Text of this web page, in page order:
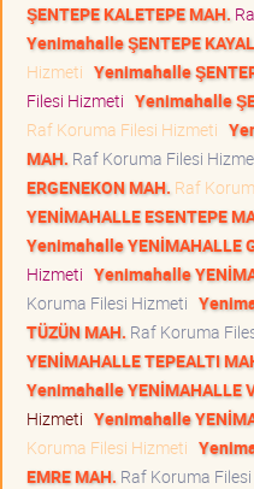
ŞENTEPE KALETEPE MAH.
Yenimahalle ŞENTEPE
Hizmeti Yenimahalle
Filesi Hizmeti Yenimahalle
Raf Koruma Filesi Hizmeti
MAH. Raf Koruma Filesi
ERGENEKON MAH. Raf
YENİMAHALLE ESENTEPE
Yenimahalle YENİMAHALLE
Hizmeti Yenimahalle
Koruma Filesi Hizmeti
TÜZÜN MAH. Raf Koruma
YENİMAHALLE TEPEALTI
Yenimahalle YENİMAHALLE
Hizmeti Yenimahalle
Koruma Filesi Hizmeti
EMRE MAH. Raf Koruma